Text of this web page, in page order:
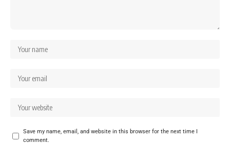
Save my name, email, and website in this browser for the next time I
comment.